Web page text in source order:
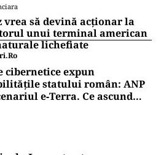
vrea să devină acționar la
unui terminal american
lichefiate
cibernetice expun
statului român: ANP
e‑Terra. Ce ascund